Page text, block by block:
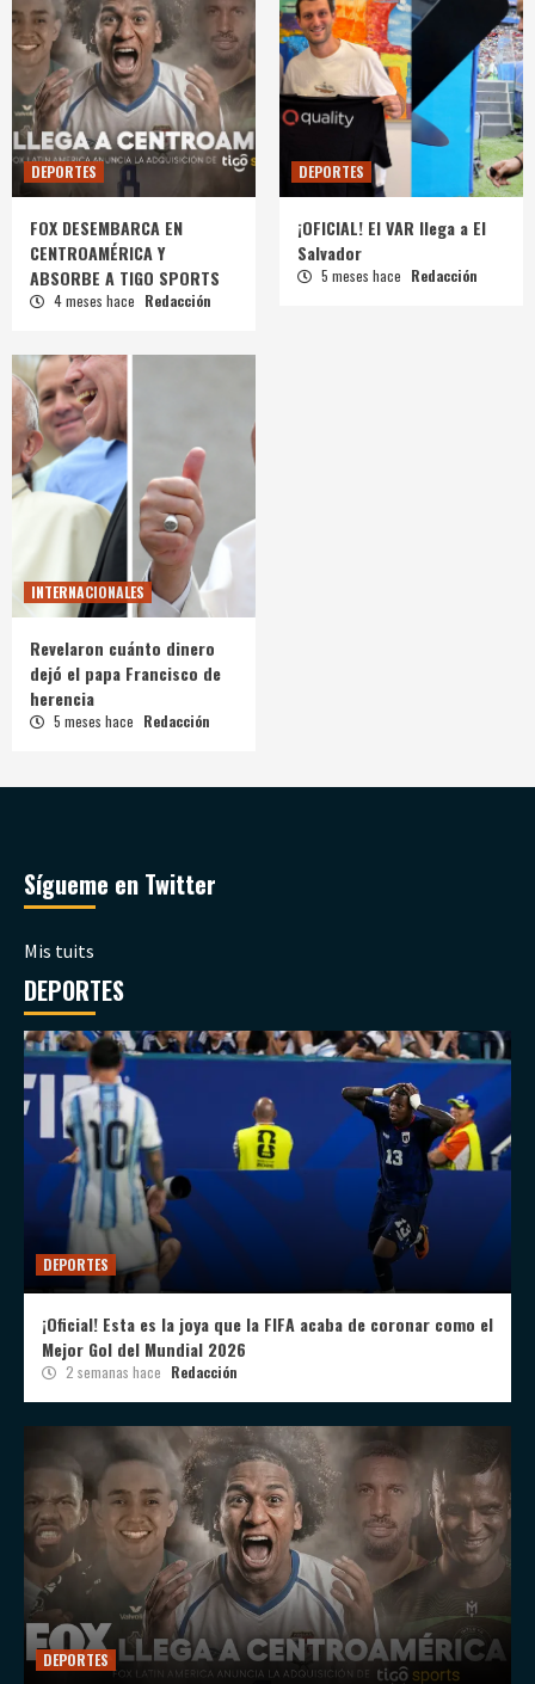
DEPORTES
FOX DESEMBARCA EN
CENTROAMÉRICA Y
ABSORBE A TIGO SPORTS
4 meses hace Redacción
DEPORTES
¡OFICIAL! El VAR llega a El
Salvador
5 meses hace Redacción
INTERNACIONALES
Revelaron cuánto dinero
dejó el papa Francisco de
herencia
5 meses hace Redacción
Sígueme en Twitter
Mis tuits
DEPORTES
DEPORTES
¡Oficial! Esta es la joya que la FIFA acaba de coronar como el
Mejor Gol del Mundial 2026
2 semanas hace Redacción
DEPORTES